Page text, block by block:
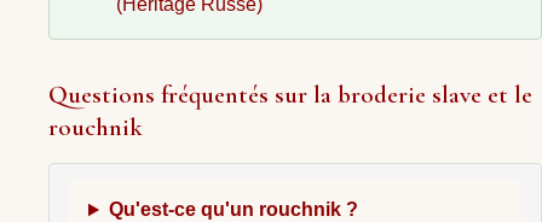
(Héritage Russe)
Questions fréquentés sur la broderie slave et le
rouchnik
Qu'est-ce qu'un rouchnik ?